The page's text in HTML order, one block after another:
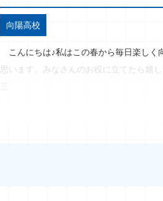
向陽高校
こんにちは♪私はこの春から毎日楽しく
思います。みなさんのお役に立てたら